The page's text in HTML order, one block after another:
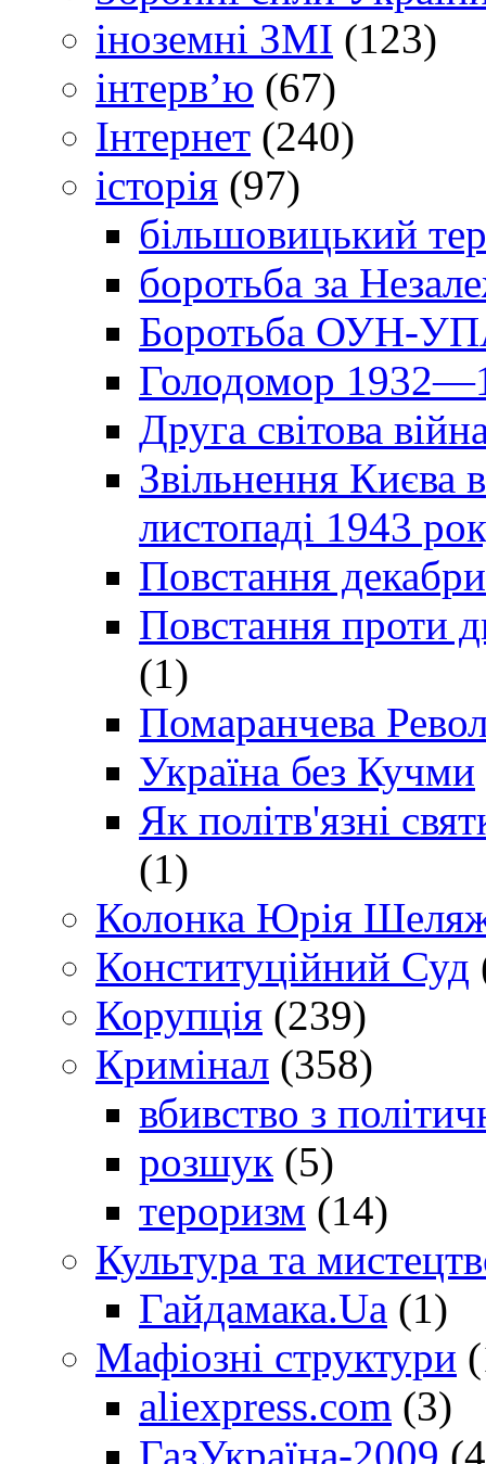
іноземні ЗМІ (123)
інтерв’ю (67)
Інтернет (240)
історія (97)
більшовицький
боротьба за
Боротьба ОУН-УПА
Голодомор
Друга світова
Звільнення Києва
листопаді 1943
Повстання
Повстання проти
(1)
Помаранчева
Україна без Кучми
Як політв'язні
(1)
Колонка Юрія
Конституційний Суд
Корупція (239)
Кримінал (358)
вбивство з
розшук (5)
тероризм (14)
Культура та
Гайдамака.Ua (1)
Мафіозні структури
aliexpress.com (3)
ГазУкраїна-2009